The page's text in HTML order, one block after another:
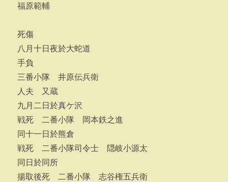
福原範輔
死傷
八月十日夜於大蛇道
手負
三番小隊 井原伝兵衛
人夫 又蔵
九月二日於真ケ沢
戦死 二番小隊 岡本鉄之進
同十一日於熊倉
戦死 二番小隊司令士 隠岐小源太
同日於同所
揚取後死 二番小隊 志谷権五兵衛